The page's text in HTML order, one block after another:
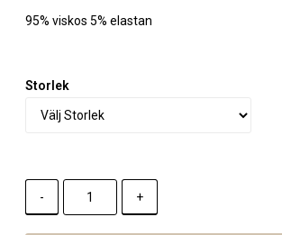
95% viskos 5% elastan
Storlek
- +